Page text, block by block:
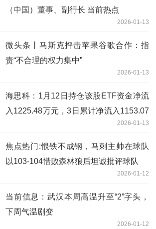
（中国）董事、副行长 当前热点
2026-01-13
微头条丨马斯克抨击苹果谷歌合作：指
责“不合理的权力集中”
2026-01-13
海思科：1月12日持仓该股ETF资金净流
入1225.48万元，3日累计净流入1153.07
2026-01-13
焦点热门:恨铁不成钢，马刺主帅在球队
以103-104惜败森林狼后坦诚批评球队
2026-01-12
当前信息：武汉本周高温升至“2”字头，
下周气温剧变
2026-01-12